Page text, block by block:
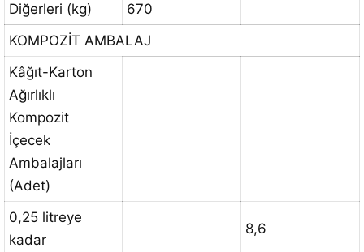
Diğerleri (kg)
670
KOMPOZİT AMBALAJ
Kâğıt-Karton
Ağırlıklı
Kompozit
İçecek
Ambalajları
(Adet)
0,25 litreye
kadar
8,6